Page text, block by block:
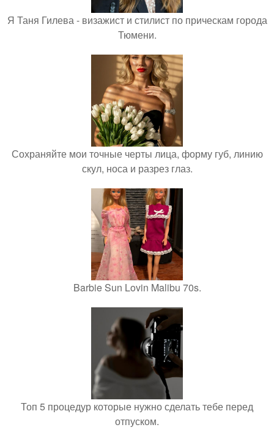
Я Таня Гилева - визажист и стилист по прическам города
Тюмени.
Сохраняйте мои точные черты лица, форму губ, линию
скул, носа и разрез глаз.
Barbie Sun Lovin Malibu 70s.
Топ 5 процедур которые нужно сделать тебе перед
отпуском.